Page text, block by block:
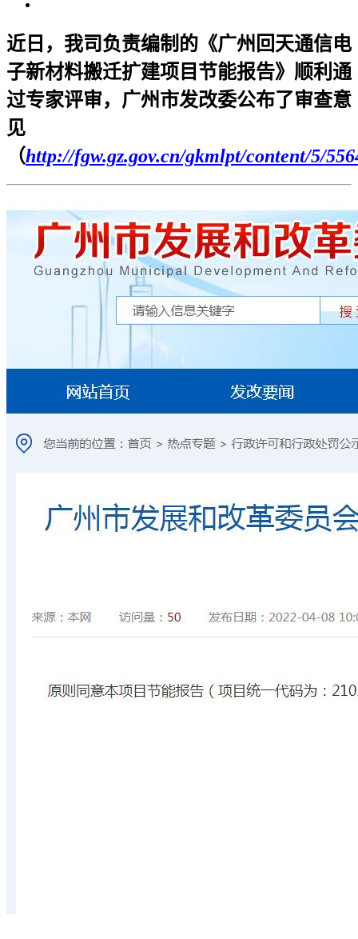
近日，我司负责编制的《广州回天通信电
子新材料搬迁扩建项目节能报告》顺利通
过专家评审，广州市发改委公布了审查意
见
（http://fgw.gz.gov.cn/gkmlpt/content/5/